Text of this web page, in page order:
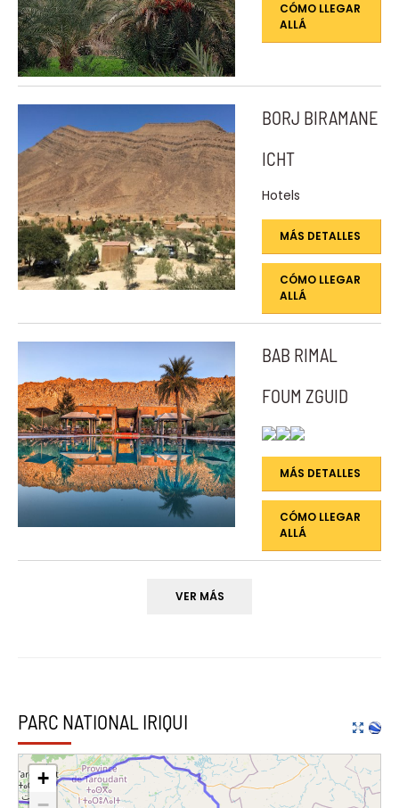
CÓMO LLEGAR
ALLÁ
BORJ BIRAMANE
ICHT
Hotels
MÁS DETALLES
CÓMO LLEGAR
ALLÁ
BAB RIMAL
FOUM ZGUID
MÁS DETALLES
CÓMO LLEGAR
ALLÁ
VER MÁS
PARC NATIONAL IRIQUI
+